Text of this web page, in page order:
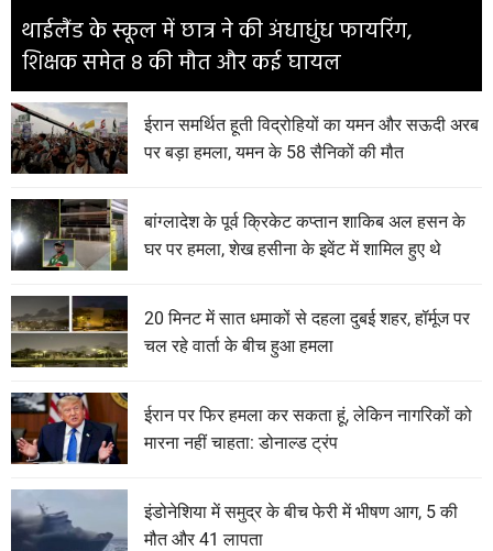
थाईलैंड के स्कूल में छात्र ने की अंधाधुंध फायरिंग,
शिक्षक समेत 8 की मौत और कई घायल
ईरान समर्थित हूती विद्रोहियों का यमन और सऊदी अरब
पर बड़ा हमला, यमन के 58 सैनिकों की मौत
बांग्लादेश के पूर्व क्रिकेट कप्तान शाकिब अल हसन के
घर पर हमला, शेख हसीना के इवेंट में शामिल हुए थे
20 मिनट में सात धमाकों से दहला दुबई शहर, हॉर्मूज पर
चल रहे वार्ता के बीच हुआ हमला
ईरान पर फिर हमला कर सकता हूं, लेकिन नागरिकों को
मारना नहीं चाहता: डोनाल्ड ट्रंप
इंडोनेशिया में समुद्र के बीच फेरी में भीषण आग, 5 की
मौत और 41 लापता